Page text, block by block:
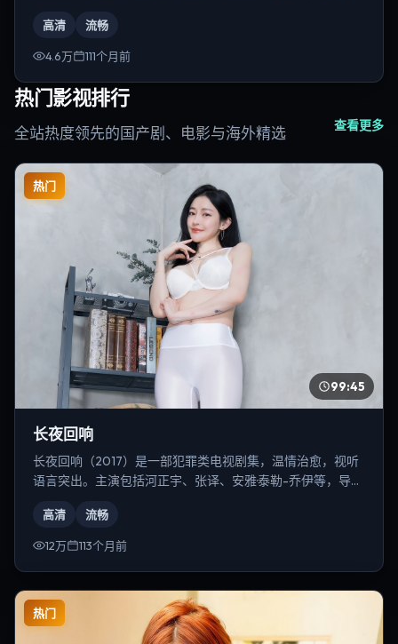
高清 流畅
4.6万 111个月前
热门影视排行
全站热度领先的国产剧、电影与海外精选 查看更多
热门
99:45
长夜回响
长夜回响（2017）是一部犯罪类电视剧集，温情治愈，视听
语言突出。主演包括河正宇、张译、安雅·泰勒-乔伊等，导演
高清 流畅
12万 113个月前
热门